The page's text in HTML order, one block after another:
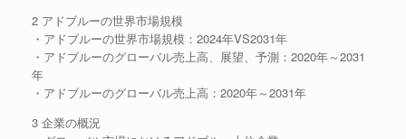
2 アドブルーの世界市場規模
・アドブルーの世界市場規模：2024年VS2031年
・アドブルーのグローバル売上高、展望、予測：2020年～2031
年
・アドブルーのグローバル売上高：2020年～2031年
3 企業の概況